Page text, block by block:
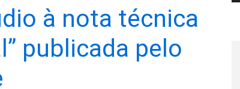
à nota técnica
publicada pelo